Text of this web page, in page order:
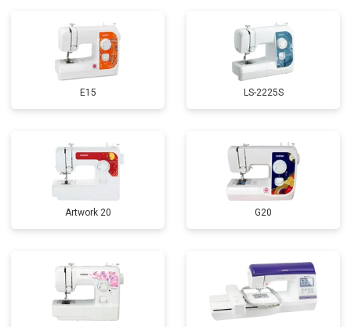
E15 LS-2225S
Artwork 20 G20